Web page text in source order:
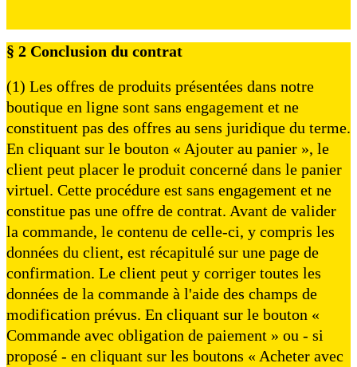
§ 2 Conclusion du contrat
(1) Les offres de produits présentées dans notre
boutique en ligne sont sans engagement et ne
constituent pas des offres au sens juridique du terme.
En cliquant sur le bouton « Ajouter au panier », le
client peut placer le produit concerné dans le panier
virtuel. Cette procédure est sans engagement et ne
constitue pas une offre de contrat. Avant de valider
la commande, le contenu de celle-ci, y compris les
données du client, est récapitulé sur une page de
confirmation. Le client peut y corriger toutes les
données de la commande à l'aide des champs de
modification prévus. En cliquant sur le bouton «
Commande avec obligation de paiement » ou - si
proposé - en cliquant sur les boutons « Acheter avec